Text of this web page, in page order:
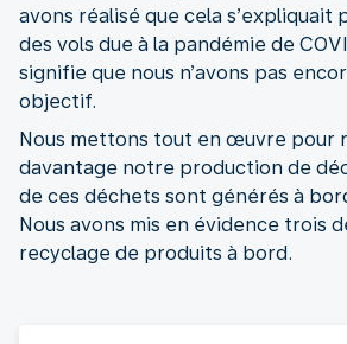
avons réalisé que cela s’expliquait
des vols due à la pandémie de
signifie que nous n’avons pas
objectif.
Nous mettons tout en œuvre pour
davantage notre production de
de ces déchets sont générés à
Nous avons mis en évidence trois
recyclage de produits à bord.